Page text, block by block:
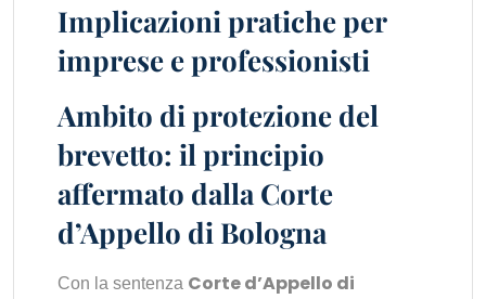
Implicazioni pratiche per
imprese e professionisti
Ambito di protezione del
brevetto: il principio
affermato dalla Corte
d’Appello di Bologna
Con la sentenza Corte d’Appello di